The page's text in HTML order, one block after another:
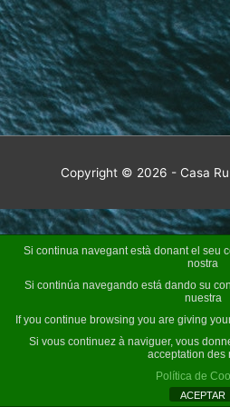
Copyright © 2026 - Casa
Si continua navegant està donant el seu
nostra
Si continúa navegando está dando su
nuestra
If you continue browsing you are giving
Si vous continuez à naviguer, vous
acceptation des
Política de
ACEPTAR